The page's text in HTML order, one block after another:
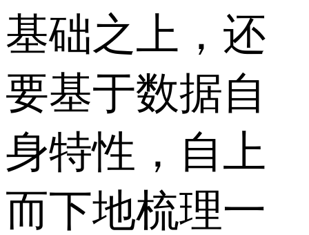
基础之上，还
要基于数据自
身特性，自上
而下地梳理一